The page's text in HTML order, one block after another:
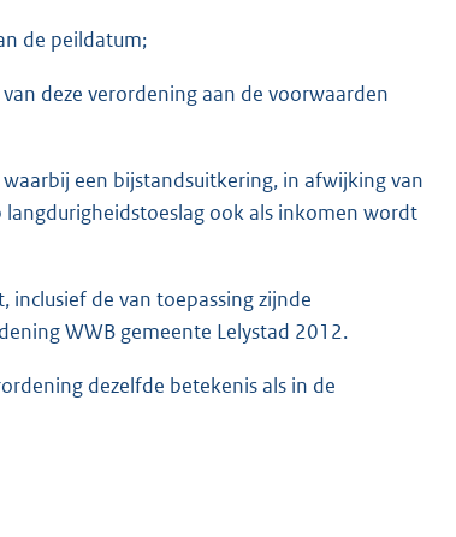
de peildatum;
deze verordening aan de voorwaarden
een bijstandsuitkering, in afwijking van
ook als inkomen wordt
de van toepassing zijnde
WWB gemeente Lelystad 2012.
dezelfde betekenis als in de